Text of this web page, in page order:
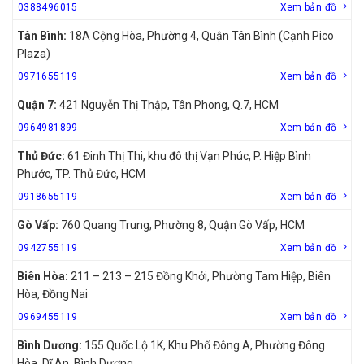
0388496015 Xem bản đồ
Tân Bình: 18A Cộng Hòa, Phường 4, Quận Tân Bình (Cạnh Pico
Plaza)
0971655119 Xem bản đồ
Quận 7: 421 Nguyễn Thị Thập, Tân Phong, Q.7, HCM
0964981899 Xem bản đồ
Thủ Đức: 61 Đinh Thị Thi, khu đô thị Vạn Phúc, P. Hiệp Bình
Phước, TP. Thủ Đức, HCM
0918655119 Xem bản đồ
Gò Vấp: 760 Quang Trung, Phường 8, Quận Gò Vấp, HCM
0942755119 Xem bản đồ
Biên Hòa: 211 – 213 – 215 Đồng Khởi, Phường Tam Hiệp, Biên
Hòa, Đồng Nai
0969455119 Xem bản đồ
Bình Dương: 155 Quốc Lộ 1K, Khu Phố Đông A, Phường Đông